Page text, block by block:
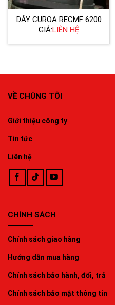
DÂY CUROA RECMF 6200
GIÁ:LIÊN HỆ
VỀ CHÚNG TÔI
Giới thiệu công ty
Tin tức
Liên hệ
CHÍNH SÁCH
Chính sách giao hàng
Hướng dẫn mua hàng
Chính sách bảo hành, đổi, trả
Chính sách bảo mật thông tin